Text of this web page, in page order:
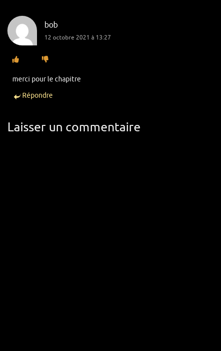
bob
12 octobre 2021 à 13:27
merci pour le chapitre
Répondre
Laisser un commentaire